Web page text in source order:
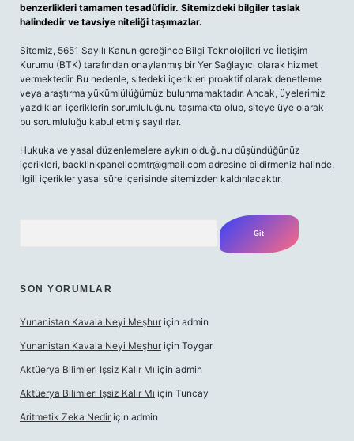
benzerlikleri tamamen tesadüfidir. Sitemizdeki bilgiler taslak
halindedir ve tavsiye niteliği taşımazlar.
Sitemiz, 5651 Sayılı Kanun gereğince Bilgi Teknolojileri ve İletişim
Kurumu (BTK) tarafından onaylanmış bir Yer Sağlayıcı olarak hizmet
vermektedir. Bu nedenle, sitedeki içerikleri proaktif olarak denetleme
veya araştırma yükümlülüğümüz bulunmamaktadır. Ancak, üyelerimiz
yazdıkları içeriklerin sorumluluğunu taşımakta olup, siteye üye olarak
bu sorumluluğu kabul etmiş sayılırlar.
Hukuka ve yasal düzenlemelere aykırı olduğunu düşündüğünüz
içerikleri, backlinkpanelicomtr@gmail.com adresine bildirmeniz halinde,
ilgili içerikler yasal süre içerisinde sitemizden kaldırılacaktır.
SON YORUMLAR
Yunanistan Kavala Neyi Meşhur için admin
Yunanistan Kavala Neyi Meşhur için Toygar
Aktüerya Bilimleri Işsiz Kalır Mı için admin
Aktüerya Bilimleri Işsiz Kalır Mı için Tuncay
Aritmetik Zeka Nedir için admin